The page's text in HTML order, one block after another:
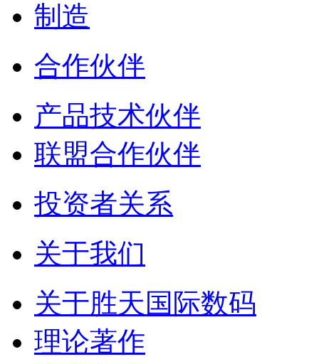
制造
合作伙伴
产品技术伙伴
联盟合作伙伴
投资者关系
关于我们
关于胜天国际数码
理论著作